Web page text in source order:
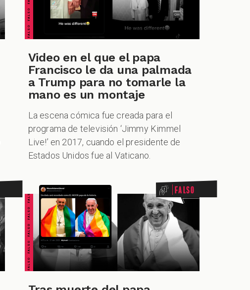
Video en el que el papa
Francisco le da una palmada
a Trump para no tomarle la
mano es un montaje
La escena cómica fue creada para el
programa de televisión ‘Jimmy Kimmel
Live!’ en 2017, cuando el presidente de
Estados Unidos fue al Vaticano.
FALSO FALSO FALSO FALSO FALSO FALSO FALSO Falso